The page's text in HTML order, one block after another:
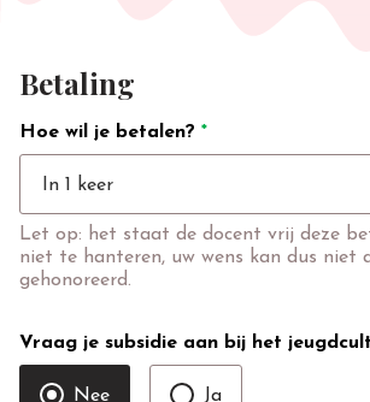
Betaling
Hoe wil je betalen? *
In 1 keer
Let op: het staat de docent vrij deze
niet te hanteren, uw wens kan dus niet
gehonoreerd.
Vraag je subsidie aan bij het
Nee Ja